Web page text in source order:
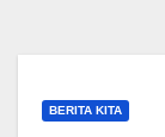
BERITA KITA